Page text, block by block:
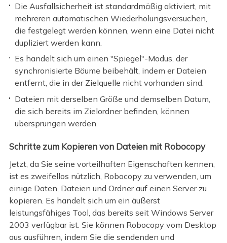
Die Ausfallsicherheit ist standardmäßig aktiviert, mit
mehreren automatischen Wiederholungsversuchen,
die festgelegt werden können, wenn eine Datei nicht
dupliziert werden kann.
Es handelt sich um einen "Spiegel"-Modus, der
synchronisierte Bäume beibehält, indem er Dateien
entfernt, die in der Zielquelle nicht vorhanden sind.
Dateien mit derselben Größe und demselben Datum,
die sich bereits im Zielordner befinden, können
übersprungen werden.
Schritte zum Kopieren von Dateien mit Robocopy
Jetzt, da Sie seine vorteilhaften Eigenschaften kennen,
ist es zweifellos nützlich, Robocopy zu verwenden, um
einige Daten, Dateien und Ordner auf einen Server zu
kopieren. Es handelt sich um ein äußerst
leistungsfähiges Tool, das bereits seit Windows Server
2003 verfügbar ist. Sie können Robocopy vom Desktop
aus ausführen, indem Sie die sendenden und